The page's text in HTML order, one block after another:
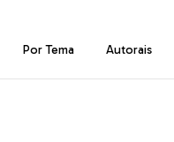
Por Tema Autorais